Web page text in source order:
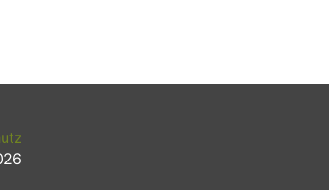
Warum gibt es immer